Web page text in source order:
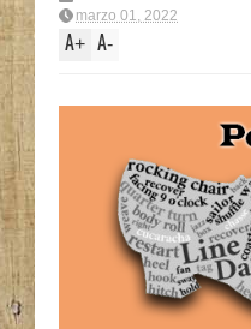
marzo 01, 2022
A+ A-